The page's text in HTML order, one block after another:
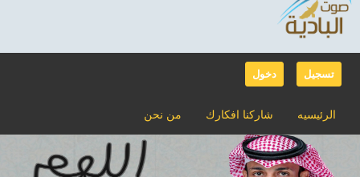
دخول تسجيل
من نحن شاركنا افكارك الرئيسيه